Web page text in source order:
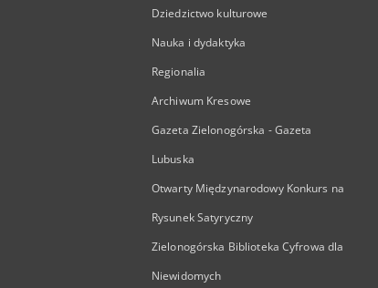
Dziedzictwo kulturowe
Nauka i dydaktyka
Regionalia
Archiwum Kresowe
Gazeta Zielonogórska - Gazeta
Lubuska
Otwarty Międzynarodowy Konkurs na
Rysunek Satyryczny
Zielonogórska Biblioteka Cyfrowa dla
Niewidomych